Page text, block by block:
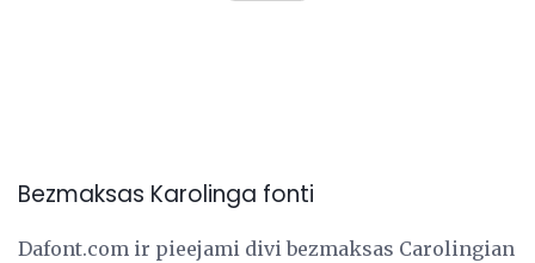
Bezmaksas Karolinga fonti
Dafont.com ir pieejami divi bezmaksas Carolingian